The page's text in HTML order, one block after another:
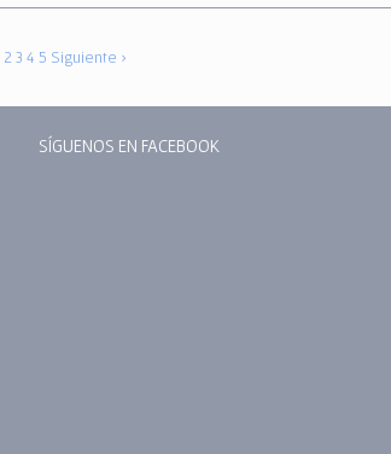
2 3 4 5 Siguiente ›
SÍGUENOS EN FACEBOOK